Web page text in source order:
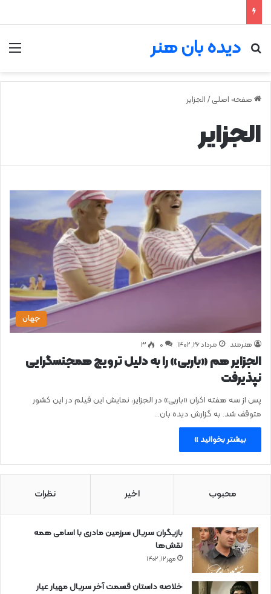
دیده بان هنر
جستجو برای
صفحه اصلی / الجزایر
الجزایر
جهان
هنرمند مرداد ۲۶, ۱۴۰۲ 0 ۳
الجزایر هم «باربی» را به دلیل ترویج همجنسگرایی
نپذیرفت
پس از سه هفته اکران «باربی» در الجزایر، نمایش این فیلم در این کشور
متوقف شد. به گزارش دیده بان…
بیشتر بخوانید »
محبوب اخیر نظرات
بازیگران سریال سرزمین مادری با اسامی همه
نقش‌ها
مهر ۱۲, ۱۴۰۲
خلاصه داستان قسمت آخر سریال مهیار عیار